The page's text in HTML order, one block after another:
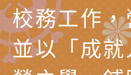
「小桃
「
有關本
年─青春
為配合
校務工作
並以「成